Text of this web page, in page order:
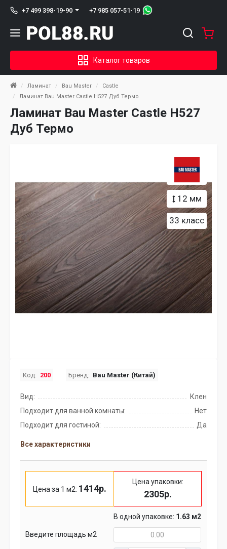
+7 499 398-19-90 +7 985 057-51-19
Каталог товаров
Ламинат Bau Master
Castle
Ламинат Bau Master Castle Н527 Дуб Термо
Ламинат Bau Master Castle Н527
Дуб Термо
12 мм
33 класс
Код: 200 Бренд: Bau Master (Китай)
Вид:
Клен
Подходит для ванной комнаты:
Нет
Подходит для гостиной:
Да
Все характеристики
Цена за 1 м2: 1414р.
Цена упаковки:
2305р.
В одной упаковке: 1.63 м2
Введите площадь м2